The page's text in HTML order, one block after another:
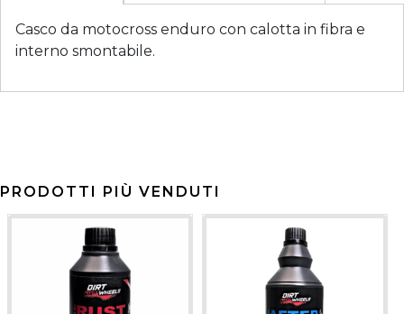
Casco da motocross enduro con calotta in fibra e
interno smontabile.
PRODOTTI PIÙ VENDUTI